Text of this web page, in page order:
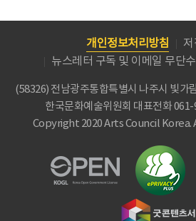
개인정보처리방침
저
뉴스레터 구독 및 이메일 무단
(58326) 전남광주통합특별시 나주시 빛가
한국문화예술위원회 대표전화
Copyright 2020 Arts Council Korea.